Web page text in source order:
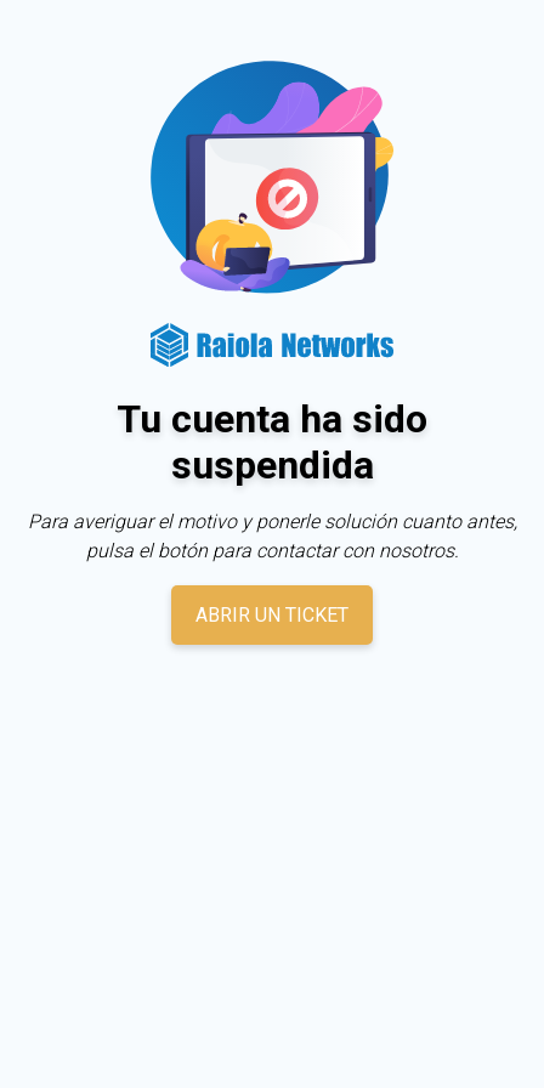
Tu cuenta ha sido
suspendida
Para averiguar el motivo y ponerle solución cuanto antes,
pulsa el botón para contactar con nosotros.
ABRIR UN TICKET